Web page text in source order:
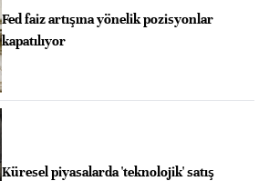
Fed faiz artışına yönelik pozisyonlar
kapatılıyor
Küresel piyasalarda 'teknolojik' satış